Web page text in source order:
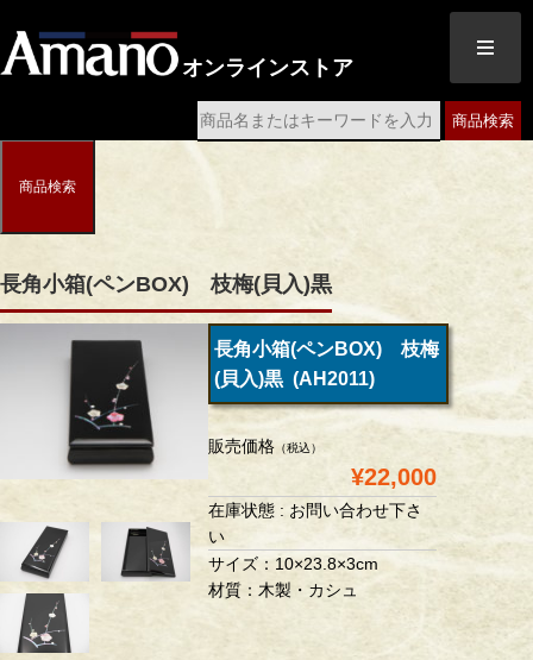
商品検索
オンラインストア
商品検索
長角小箱(ペンBOX) 枝梅(貝入)黒
長角小箱(ペンBOX) 枝梅
(貝入)黒 (AH2011)
販売価格（税込）
¥22,000
在庫状態 : お問い合わせ下さ
い
サイズ：10×23.8×3cm
材質：木製・カシュ